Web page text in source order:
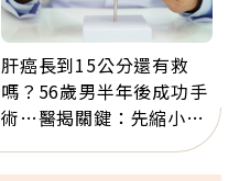
肝癌長到15公分還有救
嗎？56歲男半年後成功手
術…醫揭關鍵：先縮小腫